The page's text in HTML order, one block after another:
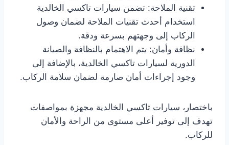
تقنية الملاحة: تضمن سيارات تاكسي الخالدية
استخدام أحدث تقنيات الملاحة لضمان وصول
الركاب إلى وجهتهم بسرعة ودقة.
نظافة وأمان: يتم الاهتمام بالنظافة والصيانة
الدورية لسيارات تاكسي الخالدية، بالإضافة إلى
وجود إجراءات أمان صارمة لضمان سلامة الركاب.
باختصار، سيارات تاكسي الخالدية مجهزة بمواصفات
تهدف إلى توفير أعلى مستوى من الراحة والأمان
للركاب.